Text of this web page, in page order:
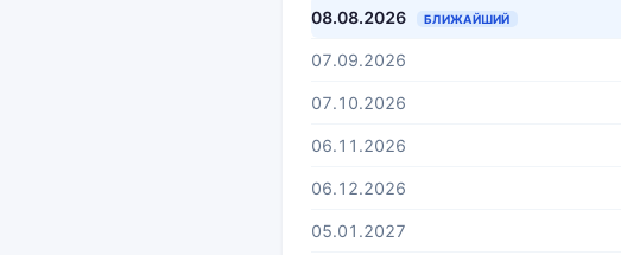
08.08.2026 БЛИЖАЙШИЙ
07.09.2026
07.10.2026
06.11.2026
06.12.2026
05.01.2027